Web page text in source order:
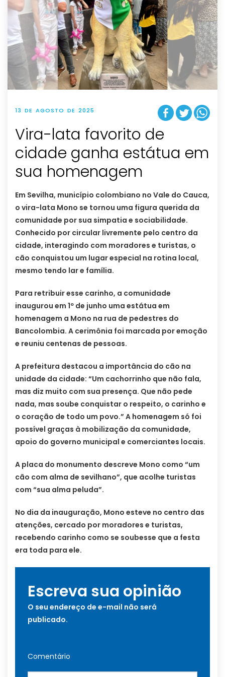
13 DE AGOSTO DE 2025
Vira-lata favorito de
cidade ganha estátua em
sua homenagem
Em Sevilha, município colombiano no Vale do Cauca,
o vira-lata Mono se tornou uma figura querida da
comunidade por sua simpatia e sociabilidade.
Conhecido por circular livremente pelo centro da
cidade, interagindo com moradores e turistas, o
cão conquistou um lugar especial na rotina local,
mesmo tendo lar e família.
Para retribuir esse carinho, a comunidade
inaugurou em 1º de junho uma estátua em
homenagem a Mono na rua de pedestres do
Bancolombia. A cerimônia foi marcada por emoção
e reuniu centenas de pessoas.
A prefeitura destacou a importância do cão na
unidade da cidade: “Um cachorrinho que não fala,
mas diz muito com sua presença. Que não pede
nada, mas soube conquistar o respeito, o carinho e
o coração de todo um povo.” A homenagem só foi
possível graças à mobilização da comunidade,
apoio do governo municipal e comerciantes locais.
A placa do monumento descreve Mono como “um
cão com alma de sevilhano”, que acolhe turistas
com “sua alma peluda”.
No dia da inauguração, Mono esteve no centro das
atenções, cercado por moradores e turistas,
recebendo carinho como se soubesse que a festa
era toda para ele.
Escreva sua opinião
O seu endereço de e-mail não será
publicado.
Comentário